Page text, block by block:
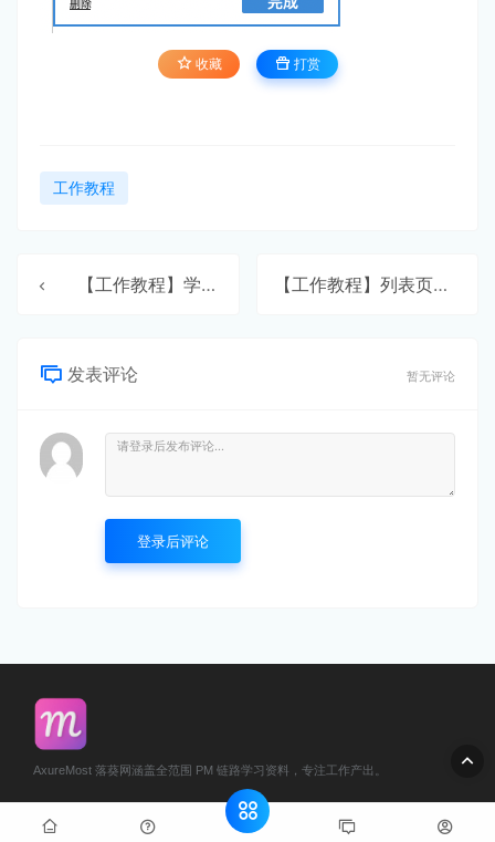
收藏 打赏
工作教程
【工作教程】学前简介 【工作教程】列表页面
发表评论 暂无评论
登录后评论
AxureMost 落葵网涵盖全范围 PM 链路学习资料，专注工作产出。